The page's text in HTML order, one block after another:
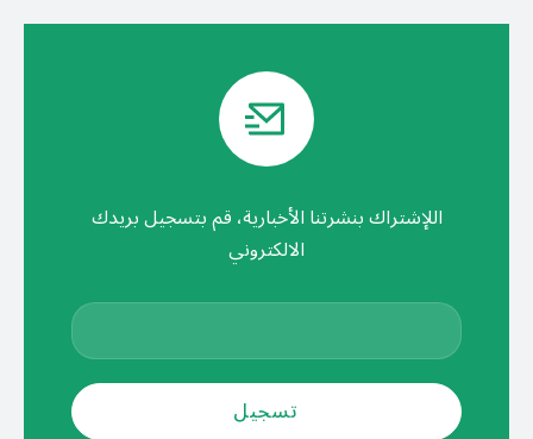
اللإشتراك بنشرتنا الأخبارية، قم بتسجيل بريدك
الالكتروني